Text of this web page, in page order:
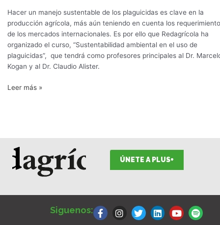
Hacer un manejo sustentable de los plaguicidas es clave en la
producción agrícola, más aún teniendo en cuenta los
de los mercados internacionales. Es por ello que Redagrícola ha
organizado el curso, “Sustentabilidad ambiental en el uso de
plaguicidas”, que tendrá como profesores principales al Dr.
Kogan y al Dr. Claudio Alister.
Leer más »
ÚNETE A PLUS+
Siguenos:
a
c
n
s
w
i
i
n
o
u
p
o